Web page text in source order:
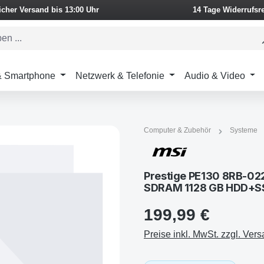
Versand bis 13:00 Uhr 14 Tage
Smartphone Netzwerk & Telefonie Audio & Video
Computer & Zubehör Systeme
Prestige PE130 8RB-
SDRAM 1128 GB
199,99 €
Preise inkl. MwSt. zzgl.